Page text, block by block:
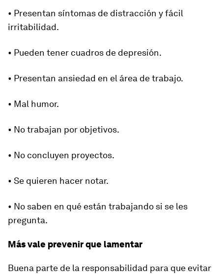
• Presentan síntomas de distracción y fácil
irritabilidad.
• Pueden tener cuadros de depresión.
• Presentan ansiedad en el área de trabajo.
• Mal humor.
• No trabajan por objetivos.
• No concluyen proyectos.
• Se quieren hacer notar.
• No saben en qué están trabajando si se les
pregunta.
Más vale prevenir que lamentar
Buena parte de la responsabilidad para que evitar